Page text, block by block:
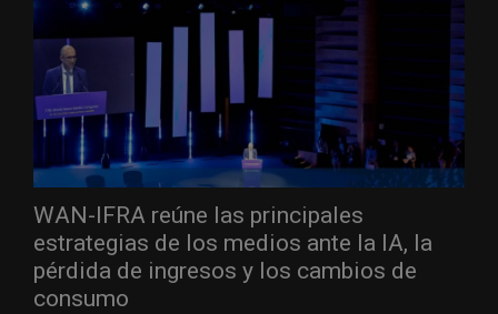
WAN-IFRA reúne las principales
estrategias de los medios ante la IA, la
pérdida de ingresos y los cambios de
consumo